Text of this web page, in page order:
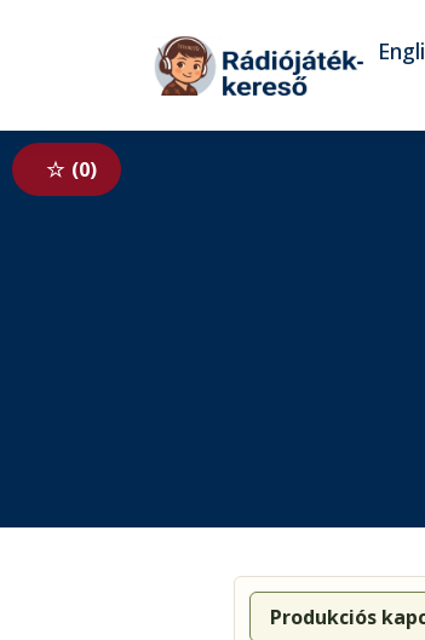
Tovább a tartalomhoz
0
Produkciós